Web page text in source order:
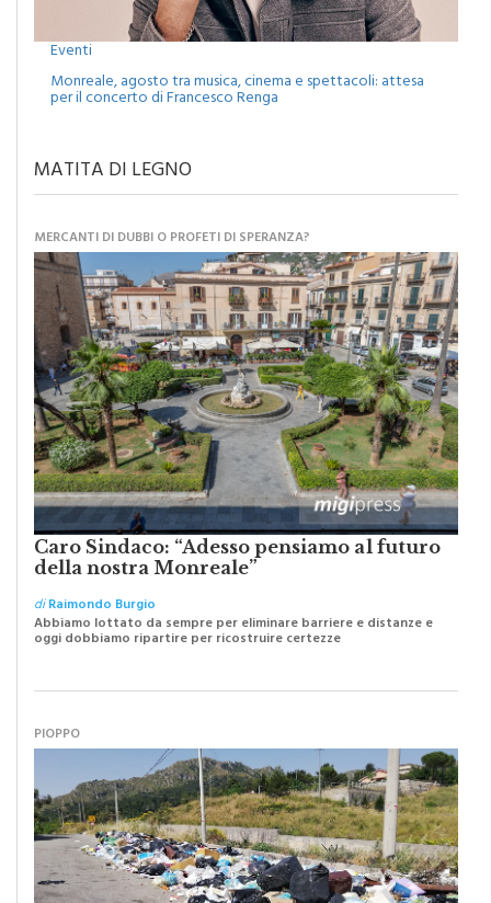
Monreale, agosto tra musica, cinema e spettacoli: attesa
per il concerto di Francesco Renga
Caro Sindaco: “Adesso pensiamo al futuro
della nostra Monreale”
diRaimondo Burgio
Abbiamo lottato da sempre per eliminare barriere e distanze e
oggi dobbiamo ripartire per ricostruire certezze